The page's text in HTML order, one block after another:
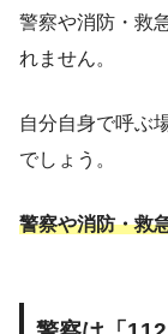
警察や消防・救
れません。
自分自身で呼ぶ
でしょう。
警察や消防・救